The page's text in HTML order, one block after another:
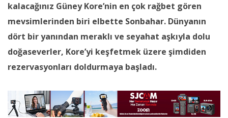
kalacağınız Güney Kore’nin en çok rağbet gören
mevsimlerinden biri elbette Sonbahar. Dünyanın
dört bir yanından meraklı ve seyahat aşkıyla dolu
doğaseverler, Kore’yi keşfetmek üzere şimdiden
rezervasyonları doldurmaya başladı.